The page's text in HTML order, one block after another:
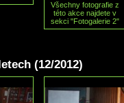
Všechny fotografie z
této akce najdete v
sekci "Fotogalerie 2"
(12/2012)